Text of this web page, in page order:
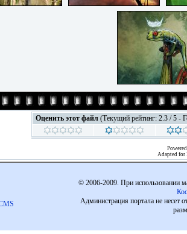
Оценить этот файл (Текущий рейтинг: 2.3 / 5 -
Adapted for
© 2006-2009. При использовании
Администрация портала не несет